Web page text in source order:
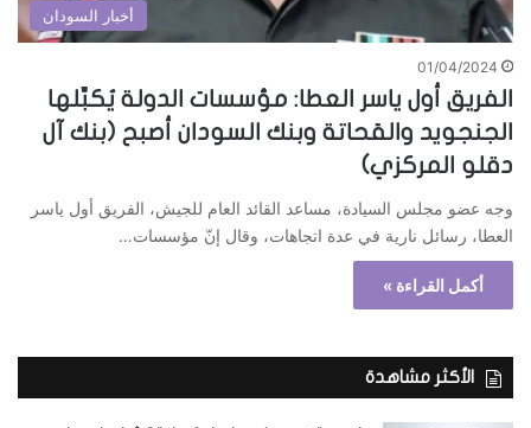
أخبار السودان
01/04/2024
الفريق أول ياسر العطا: مؤسسات الدولة يُكبِّلها
الجنجويد والقحاتة وبنك السودان أصبح (بنك آل
دقلو المركزي)
وجه عضو مجلس السيادة، مساعد القائد العام للجيش، الفريق أول ياسر
العطا، رسائل نارية في عدة اتجاهات، وقال إنّ مؤسسات…
أكمل القراءة »
الأكثر مشاهدة